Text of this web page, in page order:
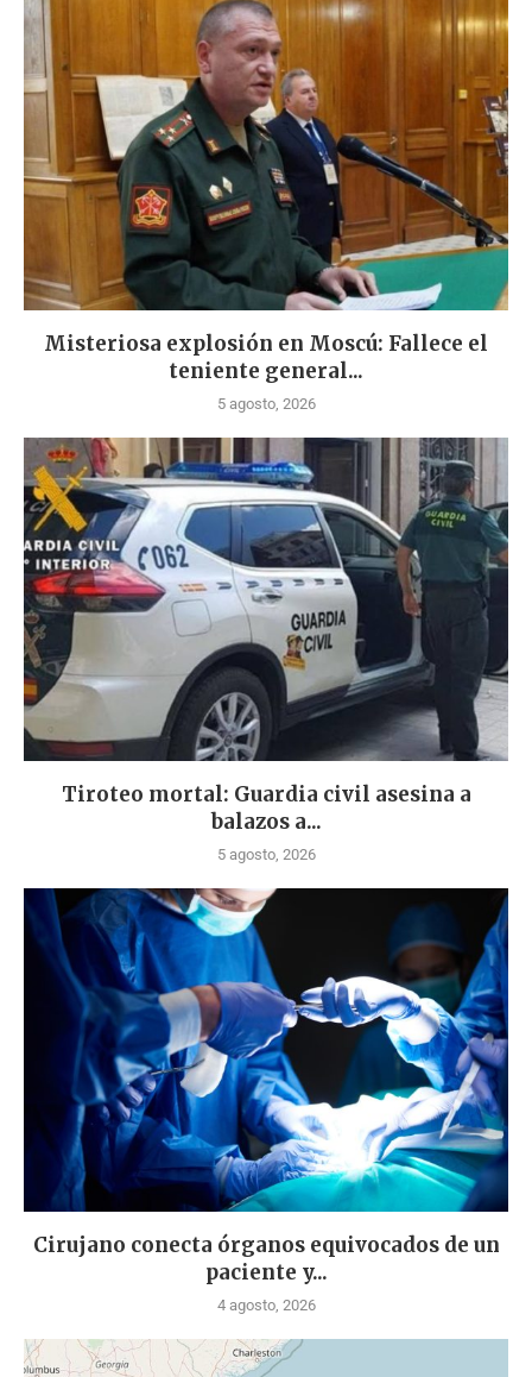
Misteriosa explosión en Moscú: Fallece el
teniente general...
5 agosto, 2026
Tiroteo mortal: Guardia civil asesina a
balazos a...
5 agosto, 2026
Cirujano conecta órganos equivocados de un
paciente y...
4 agosto, 2026